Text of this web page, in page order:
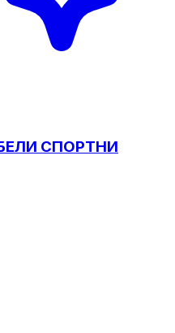
БЕЛИ СПОРТНИ